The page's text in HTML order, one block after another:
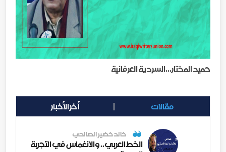
حميد المختار...السردية العرفانية
مقالات أخر الأخبار
خالد خضير الصالحي
الخط العربي.. والانغماس في التجربة